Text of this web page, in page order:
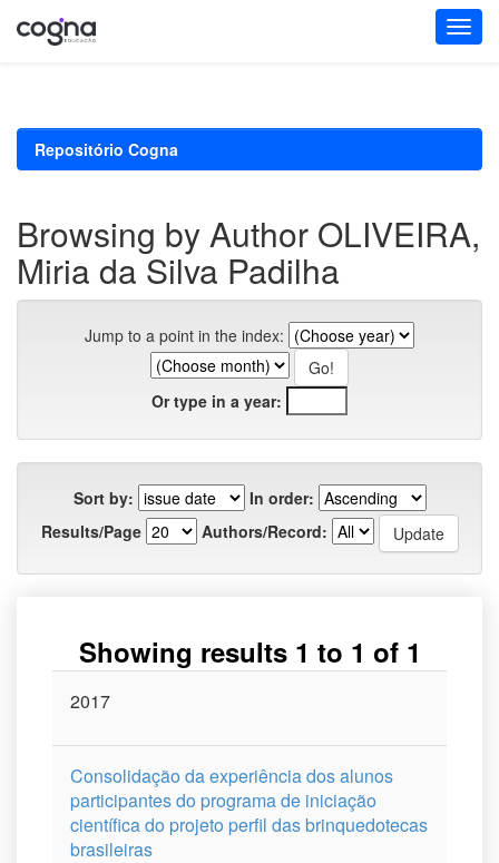
Repositório Cogna
Browsing by Author OLIVEIRA,
Miria da Silva Padilha
Jump to a point in the index:
Or type in a year:
Sort by:
In order:
Results/Page
Authors/Record:
Showing results 1 to 1 of 1
Issue
2017
Consolidação da experiência dos alunos
participantes do programa de iniciação
científica do projeto perfil das brinquedotecas
brasileiras